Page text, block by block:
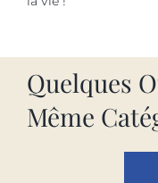
Quelques
Même